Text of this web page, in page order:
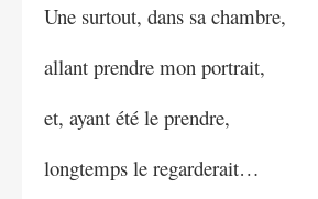
Une surtout, dans sa chambre,
allant prendre mon portrait,
et, ayant été le prendre,
longtemps le regarderait…